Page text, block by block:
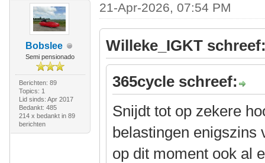
Bobslee
Semi pensionado
Berichten: 89
Topics: 1
Lid sinds: Apr 2017
Bedankt: 485
214 x bedankt in 89
berichten
21-Apr-2026, 07:54 PM
Willeke_IGKT
365cycle schreef:
Snijdt tot op zekere
belastingen enigszins
op dit moment ook al